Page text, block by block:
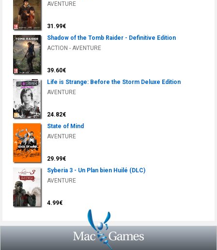
AVENTURE
31.99€
Shadow of the Tomb Raider - Definitive Edition
ACTION - AVENTURE
39.60€
Life is Strange: Before the Storm Deluxe Edition
AVENTURE
24.82€
State of Mind
AVENTURE
29.99€
Syberia 3 - Un Plan bien Huilé (DLC)
AVENTURE
4.99€